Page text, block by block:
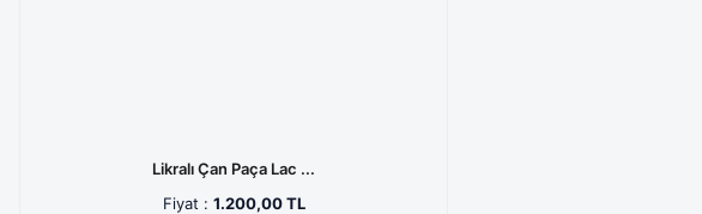
Likralı Çan Paça Lac ...
Fiyat : 1.200,00 TL